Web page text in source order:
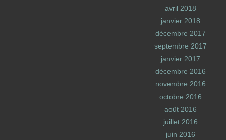
avril 2018
janvier 2018
décembre 2017
septembre 2017
janvier 2017
décembre 2016
novembre 2016
octobre 2016
août 2016
juillet 2016
juin 2016